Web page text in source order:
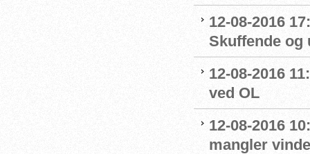
12-08-2016
Skuffende
12-08-2016
ved OL
12-08-2016
mangler